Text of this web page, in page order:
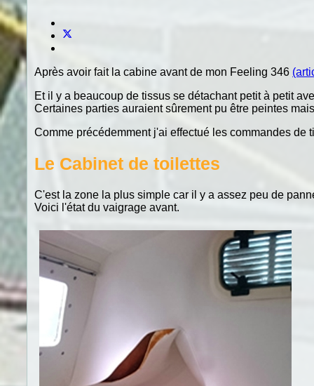
Après avoir fait la cabine avant de mon Feeling 346
Et il y a beaucoup de tissus se détachant petit à petit
Certaines parties auraient sûrement pu être peintes
Comme précédemment j'ai effectué les commandes de
Le Cabinet de toilettes
C'est la zone la plus simple car il y a assez peu de
Voici l'état du vaigrage avant.